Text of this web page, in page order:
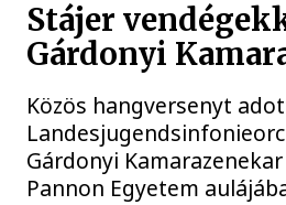
Stájer
Gárdonyi
Közös hangversenyt
Gárdonyi
Pannon Egyetem